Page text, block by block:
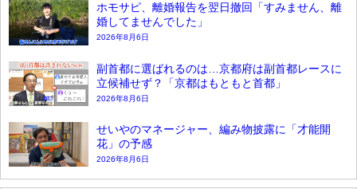
ホモサピ、離婚報告を翌日撤回「すみません、離
婚してませんでした」
2026年8月6日
副首都に選ばれるのは…京都府は副首都レースに
立候補せず？「京都はもともと首都」
2026年8月6日
せいやのマネージャー、編み物披露に「才能開
花」の予感
2026年8月6日